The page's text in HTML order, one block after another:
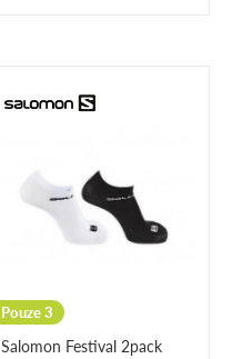
Pouze 3
Salomon Festival 2pack